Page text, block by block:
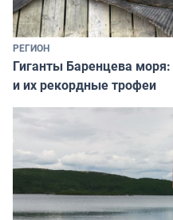
РЕГИОН
Гиганты Баренцева
и их рекордные трофеи